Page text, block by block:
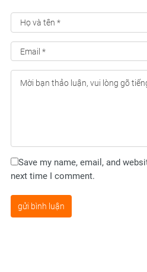
Save my name, email, and
next time I comment.